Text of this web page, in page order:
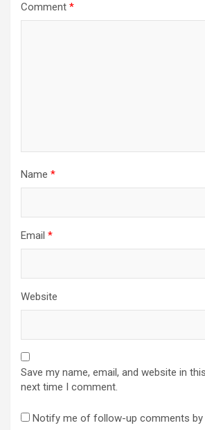
Comment *
Name *
Email *
Website
Save my name, email, and website in
next time I comment.
Notify me of follow-up comments by